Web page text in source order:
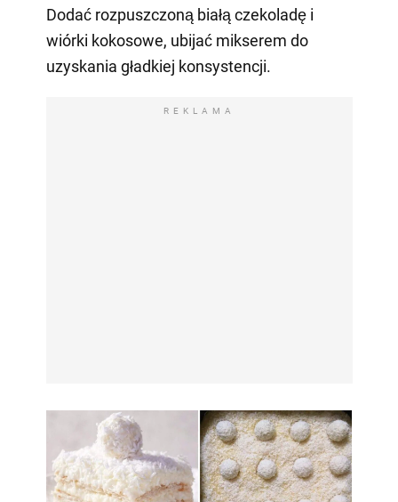
Dodać rozpuszczoną białą czekoladę i
wiórki kokosowe, ubijać mikserem do
uzyskania gładkiej konsystencji.
REKLAMA